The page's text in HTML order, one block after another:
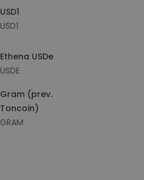
USD1
USD1
Ethena USDe
USDE
Gram (prev.
Toncoin)
GRAM